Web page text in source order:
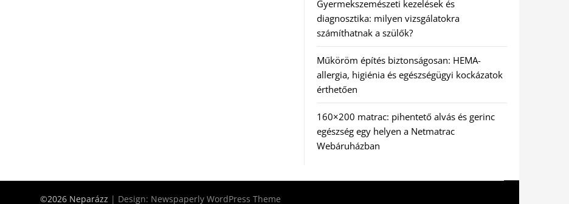
Gyermekszemészeti kezelések és
diagnosztika: milyen vizsgálatokra
számíthatnak a szülők?
Műköröm építés biztonságosan: HEMA-
allergia, higiénia és egészségügyi kockázatok
érthetően
160×200 matrac: pihentető alvás és gerinc
egészség egy helyen a Netmatrac
Webáruházban
©2026 Neparázz | Design: Newspaperly WordPress Theme